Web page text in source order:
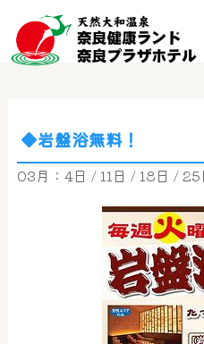
◆岩盤浴無料！
03月：4日 / 11日 / 18日 / 25
AIコンシェルジュ
オンライン
奈良健康ランド AIコ
ご質問をお伺いしま